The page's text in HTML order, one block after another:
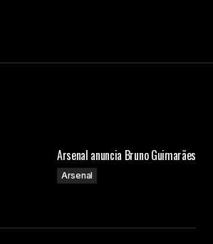
Arsenal anuncia Bruno Guimarães
Arsenal